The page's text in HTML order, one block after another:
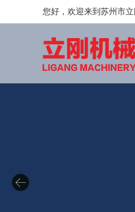
您好，欢迎来到苏州市